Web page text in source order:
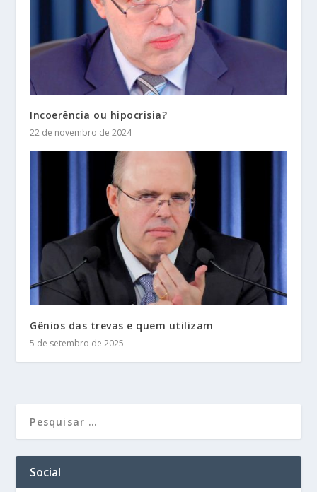
Incoerência ou hipocrisia?
22 de novembro de 2024
Gênios das trevas e quem utilizam
5 de setembro de 2025
Social